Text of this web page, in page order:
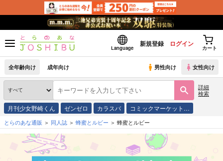
Language
新規登録 ログイン
カート
全年齢向け 成年向け 男性向け 女性向け
詳細
検索
月刊少女野崎くん ゼンゼロ カラスバ コミックマーケット…
とらのあな通販 同人誌 蜂蜜とルビー 蜂蜜とルビー